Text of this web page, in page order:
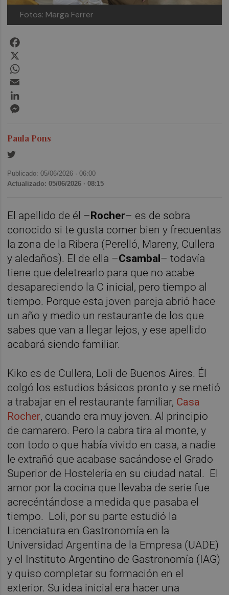
Fotos: Marga Ferrer
Paula Pons
Publicado: 05/06/2026 ·06:00
Actualizado: 05/06/2026 · 08:15
El apellido de él –Rocher– es de sobra
conocido si te gusta comer bien y frecuentas
la zona de la Ribera (Perelló, Mareny, Cullera
y aledaños). El de ella –Csambal– todavía
tiene que deletrearlo para que no acabe
desapareciendo la C inicial, pero tiempo al
tiempo. Porque esta joven pareja abrió hace
un año y medio un restaurante de los que
sabes que van a llegar lejos, y ese apellido
acabará siendo familiar.
Kiko es de Cullera, Loli de Buenos Aires. Él
colgó los estudios básicos pronto y se metió
a trabajar en el restaurante familiar, Casa
Rocher, cuando era muy joven. Al principio
de camarero. Pero la cabra tira al monte, y
con todo o que había vivido en casa, a nadie
le extrañó que acabase sacándose el Grado
Superior de Hostelería en su ciudad natal. El
amor por la cocina que llevaba de serie fue
acrecéntándose a medida que pasaba el
tiempo. Loli, por su parte estudió la
Licenciatura en Gastronomía en la
Universidad Argentina de la Empresa (UADE)
y el Instituto Argentino de Gastronomía (IAG)
y quiso completar su formación en el
exterior. Su idea inicial era hacer una